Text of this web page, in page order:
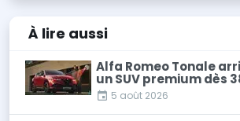
À lire aussi
Alfa Romeo Tonale
un SUV premium dès
5 août 2026